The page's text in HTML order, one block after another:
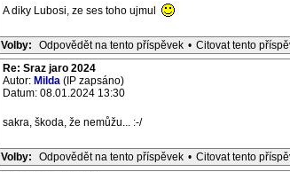
A diky Lubosi, ze ses toho ujmul
Volby: Odpovědět na tento příspěvek • Citovat tento
Re: Sraz jaro 2024
Autor: Milda (IP zapsáno)
Datum: 08.01.2024 13:30
sakra, škoda, že nemůžu... :-/
Volby: Odpovědět na tento příspěvek • Citovat tento